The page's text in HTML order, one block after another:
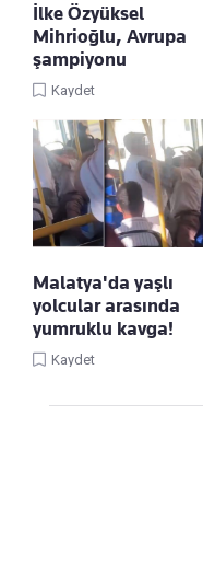
İlke Özyüksel
Mihrioğlu, Avrupa
şampiyonu
Kaydet
Malatya'da yaşlı
yolcular arasında
yumruklu kavga!
Kaydet